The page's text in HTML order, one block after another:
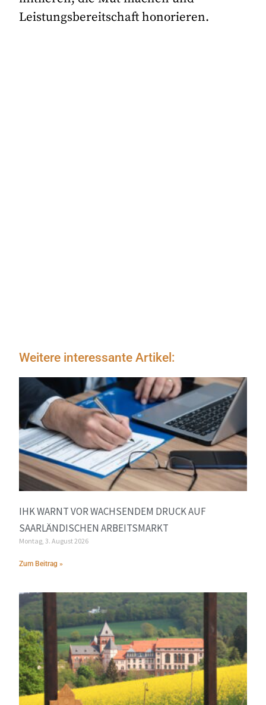
Leistungsbereitschaft honorieren.
Weitere interessante Artikel:
IHK WARNT VOR WACHSENDEM DRUCK AUF
SAARLÄNDISCHEN ARBEITSMARKT
Montag, 3. August 2026
Zum Beitrag »